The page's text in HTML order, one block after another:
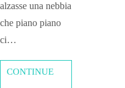
alzasse una nebbia
che piano piano
ci…
CONTINUE